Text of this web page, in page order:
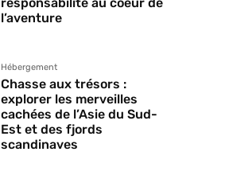
l’aventure
Hébergement
Chasse aux trésors :
explorer les merveilles
cachées de l’Asie du Sud-
Est et des fjords
scandinaves